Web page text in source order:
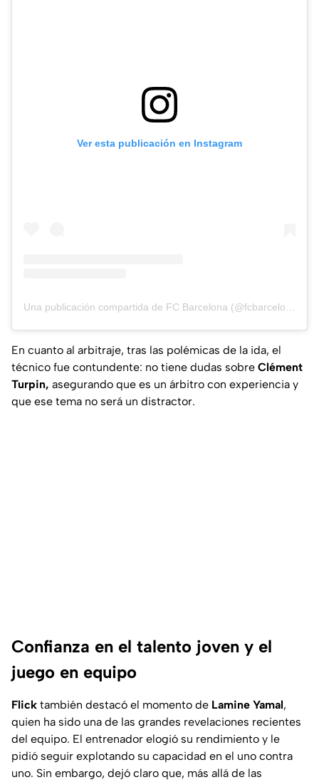
Ver esta publicación en Instagram
En cuanto al arbitraje, tras las polémicas de la ida, el
técnico fue contundente: no tiene dudas sobre Clément
Turpin, asegurando que es un árbitro con experiencia y
que ese tema no será un distractor.
Confianza en el talento joven y el
juego en equipo
Flick también destacó el momento de Lamine Yamal,
quien ha sido una de las grandes revelaciones recientes
del equipo. El entrenador elogió su rendimiento y le
pidió seguir explotando su capacidad en el uno contra
uno. Sin embargo, dejó claro que, más allá de las